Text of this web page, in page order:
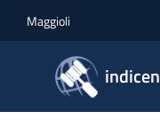
Maggioli